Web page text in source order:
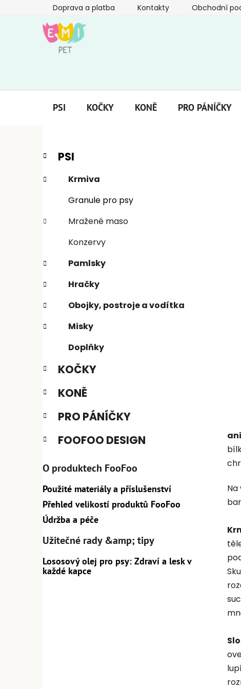
Doprava a platba Kontakty Obchodní
PSI KOČKY KONĚ PRO PÁNÍČKY
P
s
a
í
p
a
e
l
Přeskočit
kategorie
K
a
e
r
PSI
Krmiva
Granule pro psy
Mražené maso
Konzervy
Pamlsky
Hračky
Obojky, postroje a vodítka
Misky
Doplňky
KOČKY
KONĚ
PRO PÁNÍČKY
FOOFOO DESIGN
O produktech FooFoo
Použité materiály a příslušenství
Přehled velikostí produktů FooFoo
Údržba a péče
Užitečné rady &amp; tipy
Lososový olej pro psy: Zdraví a lesk v
každé kapce